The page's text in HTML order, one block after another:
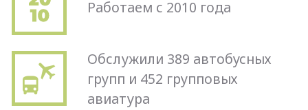
Работаем с 2010 года
Обслужили 389 автобусных
групп и 452 групповых
авиатура